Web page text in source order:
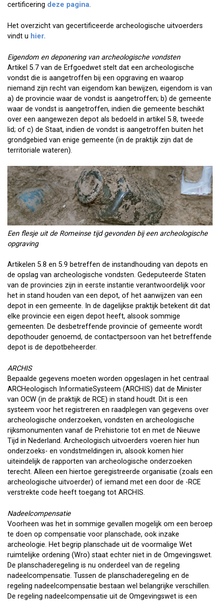
certificering deze pagina.
Het overzicht van gecertificeerde archeologische uitvoerders
vindt u hier.
Eigendom en deponering van archeologische vondsten
Artikel 5.7 van de Erfgoedwet stelt dat een archeologische
vondst die is aangetroffen bij een opgraving en waarop
niemand zijn recht van eigendom kan bewijzen, eigendom is van
a) de provincie waar de vondst is aangetroffen; b) de gemeente
waar de vondst is aangetroffen, indien die gemeente beschikt
over een aangewezen depot als bedoeld in artikel 5.8, tweede
lid; of c) de Staat, indien de vondst is aangetroffen buiten het
grondgebied van enige gemeente (in de praktijk zijn dat de
territoriale wateren).
Een flesje uit de Romeinse tijd gevonden bij een archeologische
opgraving
Artikelen 5.8 en 5.9 betreffen de instandhouding van depots en
de opslag van archeologische vondsten. Gedeputeerde Staten
van de provincies zijn in eerste instantie verantwoordelijk voor
het in stand houden van een depot, of het aanwijzen van een
depot in een gemeente. In de dagelijkse praktijk betekent dit dat
elke provincie een eigen depot heeft, alsook sommige
gemeenten. De desbetreffende provincie of gemeente wordt
depothouder genoemd, de contactpersoon van het betreffende
depot is de depotbeheerder.
ARCHIS
Bepaalde gegevens moeten worden opgeslagen in het centraal
ARCHeologisch InformatieSysteem (ARCHIS) dat de Minister
van OCW (in de praktijk de RCE) in stand houdt. Dit is een
systeem voor het registreren en raadplegen van gegevens over
archeologische onderzoeken, vondsten en archeologische
rijksmonumenten vanaf de Prehistorie tot en met de Nieuwe
Tijd in Nederland. Archeologisch uitvoerders voeren hier hun
onderzoeks- en vondstmeldingen in, alsook komen hier
uiteindelijk de rapporten van archeologische onderzoeken
terecht. Alleen een hiertoe geregistreerde organisatie (zoals een
archeologische uitvoerder) of iemand met een door de -RCE
verstrekte code heeft toegang tot ARCHIS.
Nadeelcompensatie
Voorheen was het in sommige gevallen mogelijk om een beroep
te doen op compensatie voor planschade, ook inzake
archeologie. Het begrip planschade uit de voormalige Wet
ruimtelijke ordening (Wro) staat echter niet in de Omgevingswet.
De planschaderegeling is nu onderdeel van de regeling
nadeelcompensatie. Tussen de planschaderegeling en de
regeling nadeelcompensatie bestaan wel belangrijke verschillen.
De regeling nadeelcompensatie uit de Omgevingswet is een